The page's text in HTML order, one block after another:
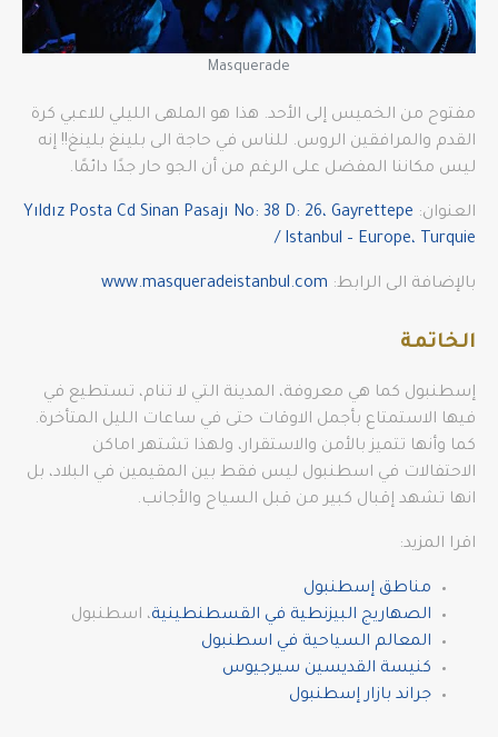
Masquerade
مفتوح من الخميس إلى الأحد. هذا هو الملهى الليلي للاعبي كرة
القدم والمرافقين الروس. للناس في حاجة الى بلينغ بلينغ!! إنه
ليس مكاننا المفضل على الرغم من أن الجو حار جدًا دائمًا.
العنوان: Yıldız Posta Cd Sinan Pasajı No: 38 D: 26، Gayrettepe
/ Istanbul – Europe، Turquie
بالإضافة الى الرابط: www.masqueradeistanbul.com
الخاتمة
إسطنبول كما هي معروفة، المدينة التي لا تنام، تستطيع في
فيها الاستمتاع بأجمل الاوقات حتى في ساعات الليل المتأخرة.
كما وأنها تتميز بالأمن والاستقرار، ولهذا تشتهر اماكن
الاحتفالات في اسطنبول ليس فقط بين المقيمين في البلاد، بل
انها تشهد إقبال كبير من قبل السياح والأجانب.
اقرا المزيد:
مناطق إسطنبول
الصهاريج البيزنطية في القسطنطينية، اسطنبول
المعالم السياحية في اسطنبول
كنيسة القديسين سيرجيوس
جراند بازار إسطنبول